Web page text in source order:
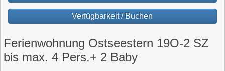
Verfügbarkeit / Buchen
Ferienwohnung Ostseestern 19O-2 SZ
bis max. 4 Pers.+ 2 Baby